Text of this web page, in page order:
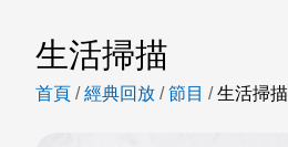
生活掃描
首頁 /經典回放 /節目 /生活掃描